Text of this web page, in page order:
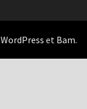
WordPress et Bam.